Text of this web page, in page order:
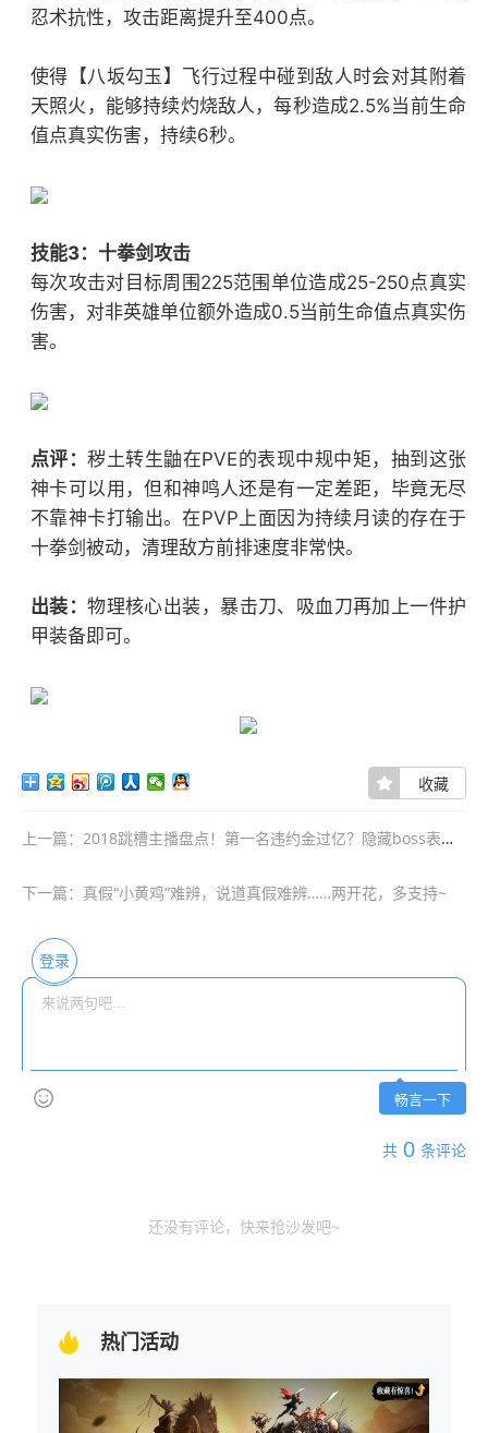
忍术抗性，攻击距离提升至400点。
使得【八坂勾玉】飞行过程中碰到敌人时会对其附着
天照火，能够持续灼烧敌人，每秒造成2.5%当前生命
值点真实伤害，持续6秒。
技能3：十拳剑攻击
每次攻击对目标周围225范围单位造成25-250点真实
伤害，对非英雄单位额外造成0.5当前生命值点真实伤
害。
点评：秽土转生鼬在PVE的表现中规中矩，抽到这张
神卡可以用，但和神鸣人还是有一定差距，毕竟无尽
不靠神卡打输出。在PVP上面因为持续月读的存在于
十拳剑被动，清理敌方前排速度非常快。
出装：物理核心出装，暴击刀、吸血刀再加上一件护
甲装备即可。
收藏
上一篇：2018跳槽主播盘点！第一名违约金过亿？隐藏boss表示：都是渣渣
下一篇：真假“小黄鸡”难辨，说道真假难辨……两开花，多支持~
登录
畅言一下
共 0 条评论
还没有评论，快来抢沙发吧~
热门活动